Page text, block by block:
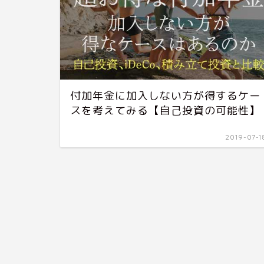
付加年金に加入しない方が得するケー
スを考えてみる【自己投資の可能性】
2019-07-